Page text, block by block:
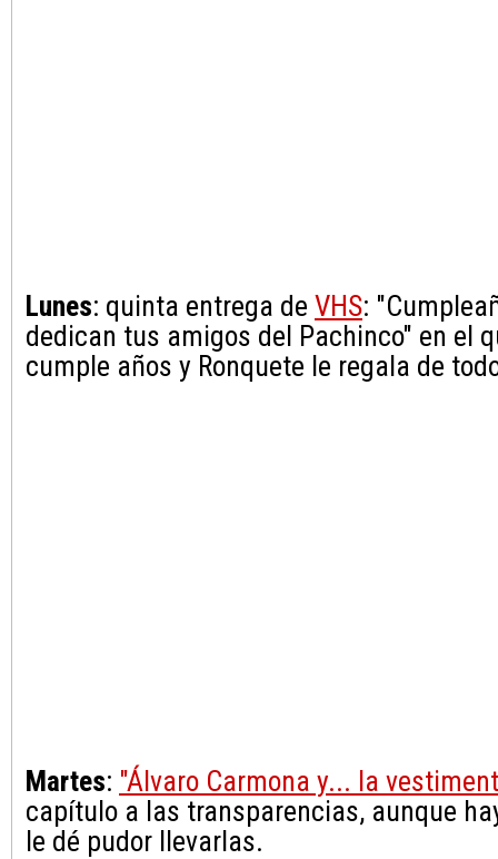
Lunes: quinta entrega de VHS:
dedican tus amigos del Pachinco" en el
cumple años y Ronquete le regala de
Martes: "Álvaro Carmona y... la
capítulo a las transparencias, aunque
le dé pudor llevarlas.